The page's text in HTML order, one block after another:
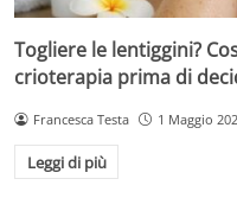
Togliere le lentiggini?
crioterapia prima di
Francesca Testa 1 Maggio
Leggi di più